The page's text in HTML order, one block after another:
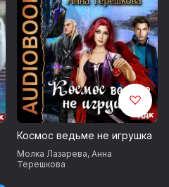
Космос ведьме не игрушка
Молка Лазарева, Анна
Терешкова